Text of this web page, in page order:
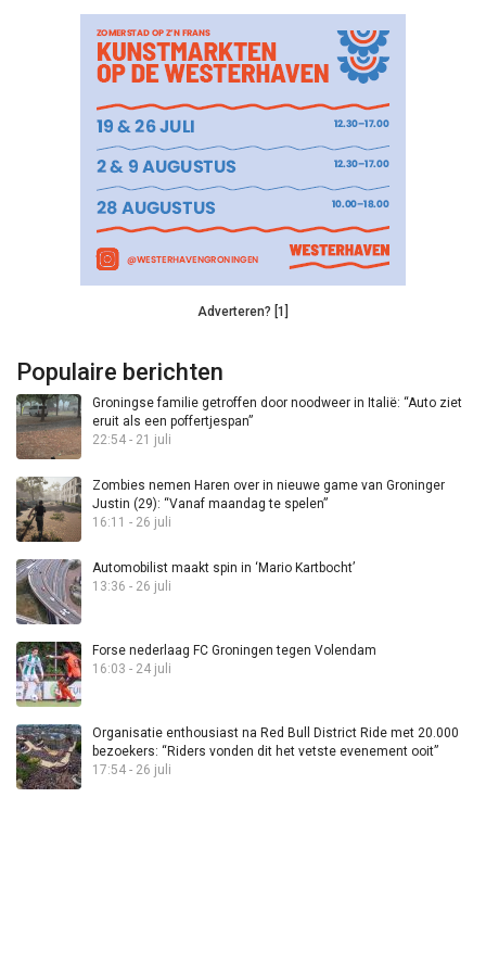
Adverteren? [1]
Populaire berichten
Groningse familie getroffen door noodweer in Italië: “Auto ziet
eruit als een poffertjespan”
22:54 - 21 juli
Zombies nemen Haren over in nieuwe game van Groninger
Justin (29): “Vanaf maandag te spelen”
16:11 - 26 juli
Automobilist maakt spin in ‘Mario Kartbocht’
13:36 - 26 juli
Forse nederlaag FC Groningen tegen Volendam
16:03 - 24 juli
Organisatie enthousiast na Red Bull District Ride met 20.000
bezoekers: “Riders vonden dit het vetste evenement ooit”
17:54 - 26 juli